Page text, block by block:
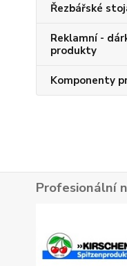
Řezbářské
Reklamní -
produkty
Komponenty
Profesionální